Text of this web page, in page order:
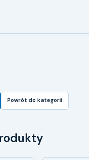
Powrót do kategorii